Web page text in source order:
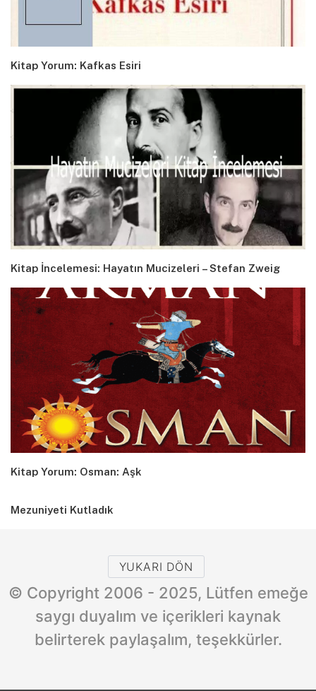
Kitap Yorum: Kafkas Esiri
Kitap İncelemesi: Hayatın Mucizeleri – Stefan Zweig
Kitap Yorum: Osman: Aşk
Mezuniyeti Kutladık
YUKARI DÖN
© Copyright 2006 - 2025, Lütfen emeğe
saygı duyalım ve içerikleri kaynak
belirterek paylaşalım, teşekkürler.